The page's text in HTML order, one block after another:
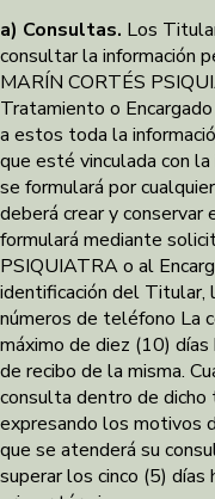
a) Consultas. Los
consultar la información
MARÍN CORTÉS
Tratamiento o
a estos toda la
que esté vinculada con
se formulará por
deberá crear y conservar
formulará mediante
PSIQUIATRA o al
identificación del Titular,
números de teléfono La
máximo de diez (10)
de recibo de la misma.
consulta dentro de dicho
expresando los motivos
que se atenderá su
superar los cinco (5)